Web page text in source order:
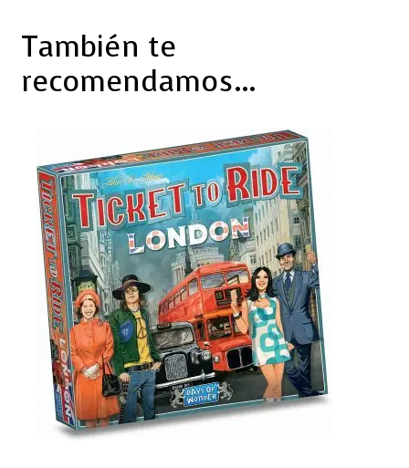
También te
recomendamos…